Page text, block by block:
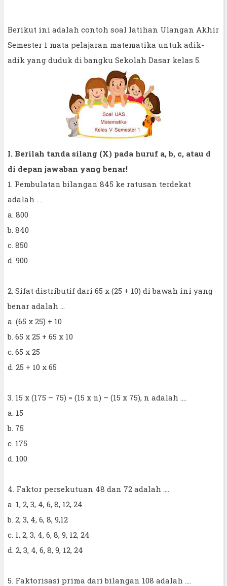
Berikut ini adalah contoh soal latihan Ulangan Akhir
Semester 1 mata pelajaran matematika untuk adik-
adik yang duduk di bangku Sekolah Dasar kelas 5.
I. Berilah tanda silang (X) pada huruf a, b, c, atau d
di depan jawaban yang benar!
1. Pembulatan bilangan 845 ke ratusan terdekat
adalah ….
a. 800
b. 840
c. 850
d. 900
2. Sifat distributif dari 65 x (25 + 10) di bawah ini yang
benar adalah ...
a. (65 x 25) + 10
b. 65 x 25 + 65 x 10
c. 65 x 25
d. 25 + 10 x 65
3. 15 x (175 – 75) = (15 x n) – (15 x 75), n adalah ….
a. 15
b. 75
c. 175
d. 100
4. Faktor persekutuan 48 dan 72 adalah ....
a. 1, 2, 3, 4, 6, 8, 12, 24
b. 2, 3, 4, 6, 8, 9,12
c. 1, 2, 3, 4, 6, 8, 9, 12, 24
d. 2, 3, 4, 6, 8, 9, 12, 24
5. Faktorisasi prima dari bilangan 108 adalah ....